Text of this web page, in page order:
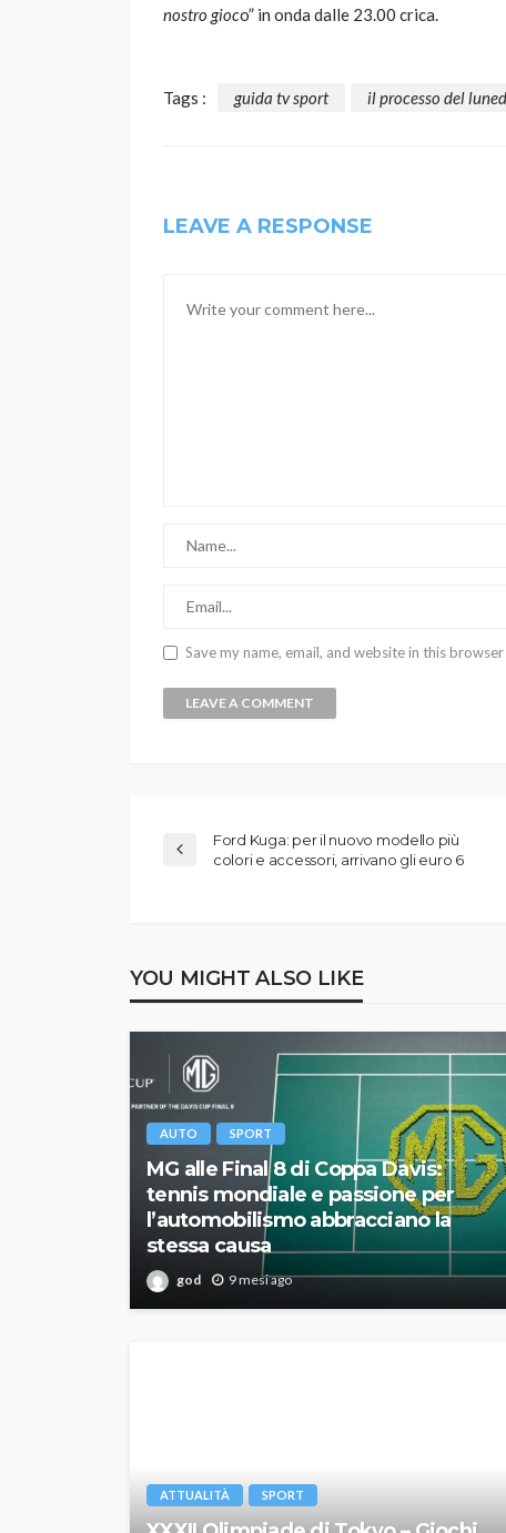
nostro gioco” in onda dalle 23.00 crica.
Tags : guida tv sport il processo del
LEAVE A RESPONSE
Save my name, email, and website in this
Ford Kuga: per il nuovo modello più
colori e accessori, arrivano gli euro 6
YOU MIGHT ALSO LIKE
AUTO SPORT
MG alle Final 8 di Coppa Davis:
tennis mondiale e passione per
l’automobilismo abbracciano la
stessa causa
god 9 mesi ago
ATTUALITÀ SPORT